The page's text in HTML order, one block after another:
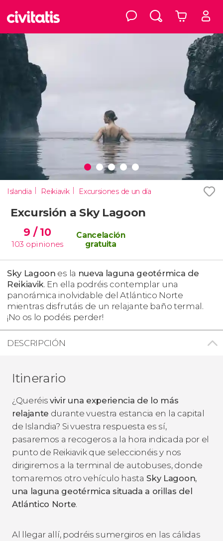
Islandia Reikiavik Excursiones de un día
Excursión a Sky Lagoon
9 / 10
103 opiniones
Cancelación
gratuita
Sky Lagoon es la nueva laguna geotérmica de
Reikiavik. En ella podréis contemplar una
panorámica inolvidable del Atlántico Norte
mientras disfrutáis de un relajante baño termal.
¡No os lo podéis perder!
DESCRIPCIÓN
Itinerario
¿Queréisvivir una experiencia de lo más
relajante durante vuestra estancia en la capital
de Islandia? Si vuestra respuesta es sí,
pasaremos a recogeros a la hora indicada por el
punto de Reikiavik que seleccionéis y nos
dirigiremos a la terminal de autobuses, donde
tomaremos otro vehículo hasta Sky Lagoon,
una laguna geotérmica situada a orillas del
Atlántico Norte.
Al llegar allí, podréis sumergiros en las cálidas